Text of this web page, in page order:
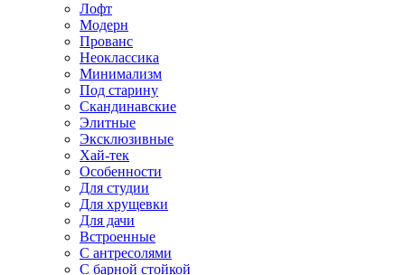
Лофт
Модерн
Прованс
Неоклассика
Минимализм
Под старину
Скандинавские
Элитные
Эксклюзивные
Хай-тек
Особенности
Для студии
Для хрущевки
Для дачи
Встроенные
С антресолями
С барной стойкой